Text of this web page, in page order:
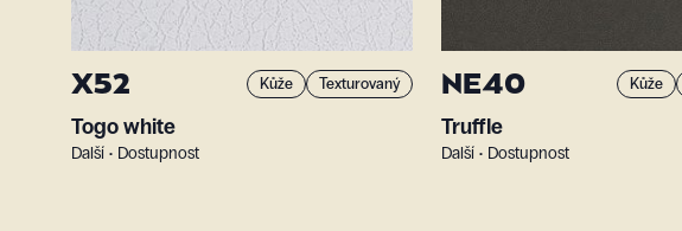
X52 Kůže Texturovaný
Togo white
Další • Dostupnost
NE40 Kůže
Truffle
Další • Dostupnost